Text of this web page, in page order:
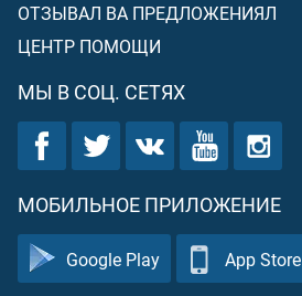
ОТЗЫВАЛ ВА ПРЕДЛОЖЕНИЯЛ
ЦЕНТР ПОМОЩИ
МЫ В СОЦ. СЕТЯХ
МОБИЛЬНОЕ ПРИЛОЖЕНИЕ
Google Play App Store